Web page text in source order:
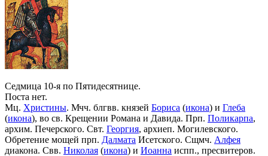
Седмица 10-я по Пятидесятнице.
Поста нет.
Мц. Христины. Мчч. блгвв. князей Бориса (икона) и Глеба
(икона), во св. Крещении Романа и Давида. Прп. Поликарпа,
архим. Печерского. Свт. Георгия, архиеп. Могилевского.
Обретение мощей прп. Далмата Исетского. Сщмч. Алфея
диакона. Свв. Николая (икона) и Иоанна испп., пресвитеров.